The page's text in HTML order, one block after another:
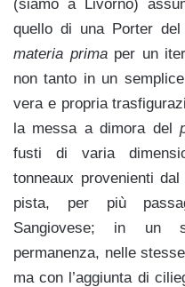
(siamo a Livorno)
quello di una Porter
materia primaper un
non tanto in un
vera e propria
la messa a dimora del
fusti di varia
tonneaux provenienti
pista, per più
Sangiovese; in un
permanenza, nelle
ma con l’aggiunta di